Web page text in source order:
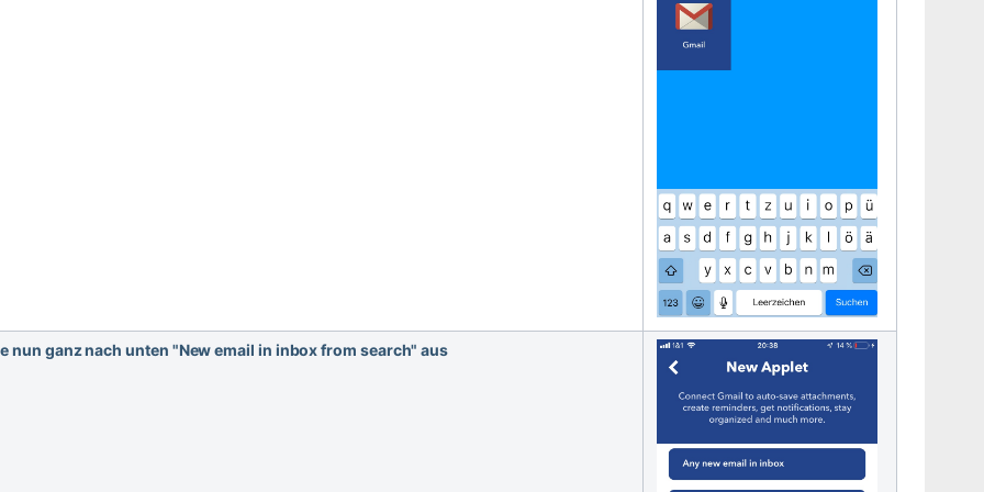
nun ganz nach unten "New email in inbox from search" aus